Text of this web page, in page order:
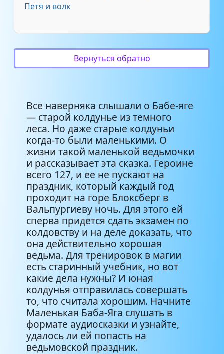
Петя и волк
Вернуться обратно
Все наверняка слышали о Бабе-яге
— старой колдунье из темного
леса. Но даже старые колдуньи
когда-то были маленькими. О
жизни такой маленькой ведьмочки
и рассказывает эта сказка. Героине
всего 127, и ее не пускают на
праздник, который каждый год
проходит на горе Блоксберг в
Вальпургиеву ночь. Для этого ей
сперва придется сдать экзамен по
колдовству и на деле доказать, что
она действительно хорошая
ведьма. Для тренировок в магии
есть старинный учебник, но вот
какие дела нужны? И юная
колдунья отправилась совершать
то, что считала хорошим. Начните
Маленькая Баба-Яга слушать в
формате аудиосказки и узнайте,
удалось ли ей попасть на
ведьмовской праздник.